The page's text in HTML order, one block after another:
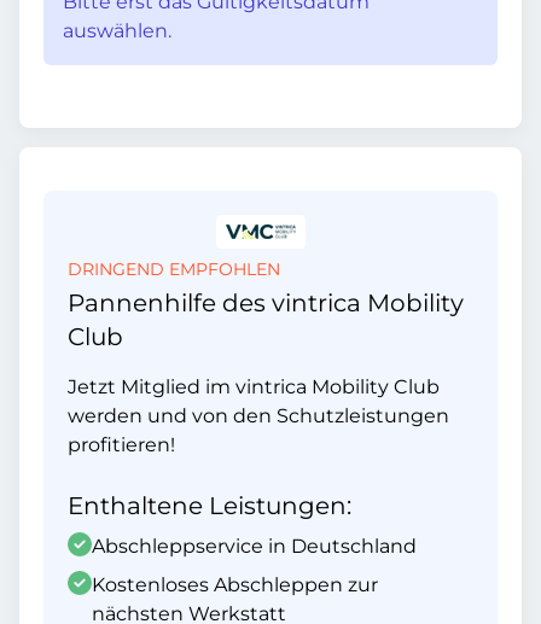
auswählen.
DRINGEND EMPFOHLEN
Pannenhilfe des vintrica Mobility
Club
Jetzt Mitglied im vintrica Mobility Club
werden und von den Schutzleistungen
profitieren!
Enthaltene Leistungen:
Abschleppservice in Deutschland
Kostenloses Abschleppen zur
nächsten Werkstatt